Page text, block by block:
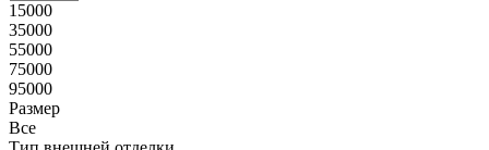
15000
35000
55000
75000
95000
Размер
Все